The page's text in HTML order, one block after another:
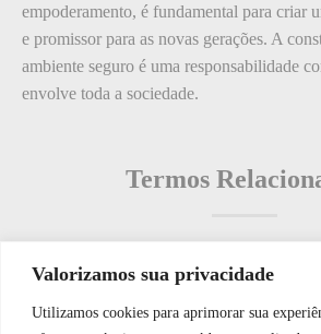
Valorizamos sua privacidade
Utilizamos cookies para aprimorar sua
empoderamento, é fundamental para criar
e promissor para as novas gerações. A
ambiente seguro é uma responsabilidade
envolve toda a sociedade.
Termos
Termos populares